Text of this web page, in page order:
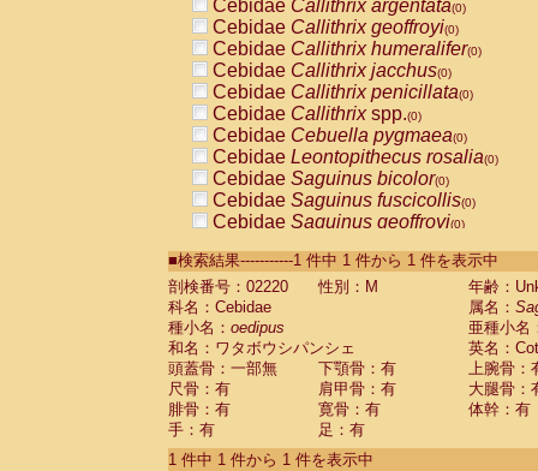
Cebidae Callithrix argentata(0)
Cebidae Callithrix geoffroyi(0)
Cebidae Callithrix humeralifer(0)
Cebidae Callithrix jacchus(0)
Cebidae Callithrix penicillata(0)
Cebidae Callithrixspp.(0)
Cebidae Cebuella pygmaea(0)
Cebidae Leontopithecus rosalia(0)
Cebidae Saguinus bicolor(0)
Cebidae Saguinus fuscicollis(0)
Cebidae Saguinus geoffroyi(0)
CebidaeSaguinus labiatus(0)
Cebidae Saguinus leucopus (0)
Cebidae
Cebidae
CebidaeSaguinus nigricollis (0)
Cebidae Saguinus oedipus
Cebidae Saguinus weddelli
Cebidae Saguinusspp.
Cebidae Aotus trivirgatus
Cebidae Cebus albifrons
■検索結果-----------1 件中 1 件から 1 件を表示中
剖検番号：02220
性別：M
年齢：
科名：Cebidae
属名：
種小名： oedipus
亜種小名
和名：ワタボウシパンシェ
英名：
頭蓋骨：一部無
下顎骨：有
上腕骨：
尺骨：有
肩甲骨：有
大腿骨：
腓骨：有
寛骨：有
体幹：有
手：有
足：有
1 件中 1 件から 1 件を表示中